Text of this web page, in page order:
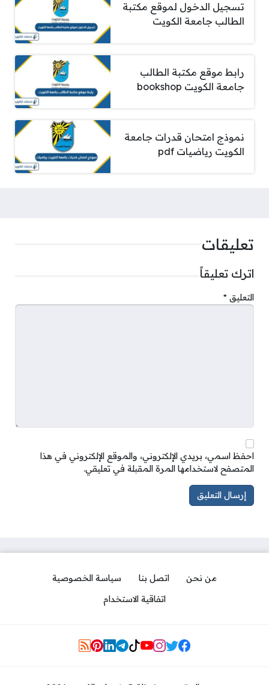
تسجيل الدخول لموقع مكتبة
الطالب جامعة الكويت
رابط موقع مكتبة الطالب
جامعة الكويت bookshop
نموذج امتحان قدرات جامعة
الكويت رياضيات pdf
تعليقات
اترك تعليقاً
التعليق *
احفظ اسمي، بريدي الإلكتروني، والموقع الإلكتروني في هذا
المتصفح لاستخدامها المرة المقبلة في تعليقي.
من نحن اتصل بنا
سياسة الخصوصية
اتفاقية الاستخدام
Social Links